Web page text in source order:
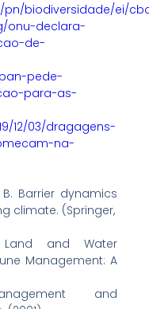
pn/biodiversidade/ei/
onu-declara-
de-
pede-
para-as-
12/03/dragagens-
na-
Barrier dynamics
climate. (Springer,
and Water
Management: A
and